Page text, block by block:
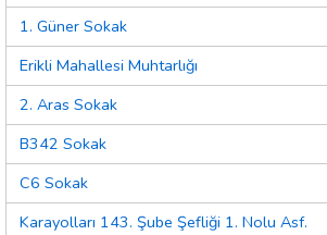
1. Güner Sokak
Erikli Mahallesi Muhtarlığı
2. Aras Sokak
B342 Sokak
C6 Sokak
Karayolları 143. Şube Şefliği 1. Nolu Asf.